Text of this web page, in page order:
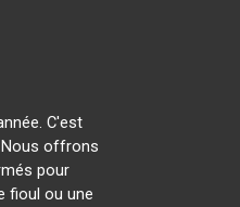
C'est
offrons
pour
fioul ou une